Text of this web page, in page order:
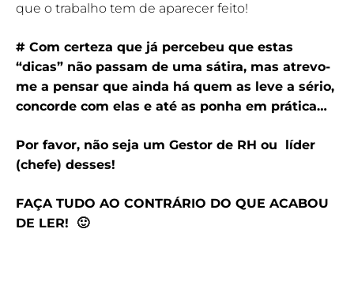
que o trabalho tem de aparecer feito!
# Com certeza que já percebeu que estas
“dicas” não passam de uma sátira, mas atrevo-
me a pensar que ainda há quem as leve a sério,
concorde com elas e até as ponha em prática…
Por favor, não seja um Gestor de RH ou líder
(chefe) desses!
FAÇA TUDO AO CONTRÁRIO DO QUE ACABOU
DE LER! 🙂